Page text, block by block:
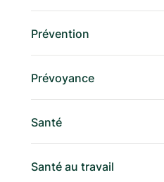
Prévention
Prévoyance
Santé
Santé au travail